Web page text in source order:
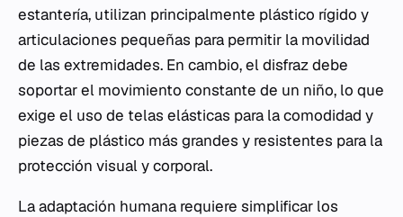
estantería, utilizan principalmente plástico rígido y
articulaciones pequeñas para permitir la movilidad
de las extremidades. En cambio, el disfraz debe
soportar el movimiento constante de un niño, lo que
exige el uso de telas elásticas para la comodidad y
piezas de plástico más grandes y resistentes para la
protección visual y corporal.
La adaptación humana requiere simplificar los